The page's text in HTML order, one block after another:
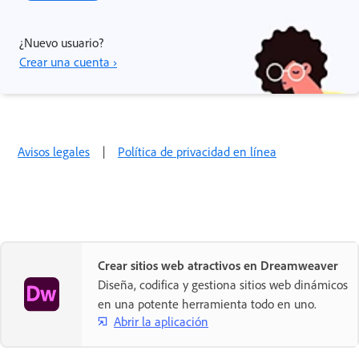
¿Nuevo usuario?
Crear una cuenta ›
Avisos legales | Política de privacidad en línea
Crear sitios web atractivos en Dreamweaver
Diseña, codifica y gestiona sitios web dinámicos
en una potente herramienta todo en uno.
Abrir la aplicación